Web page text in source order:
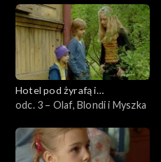
Hotel pod żyrafą i
nosorożcem
odc. 3 – Olaf, Blondi i Myszka